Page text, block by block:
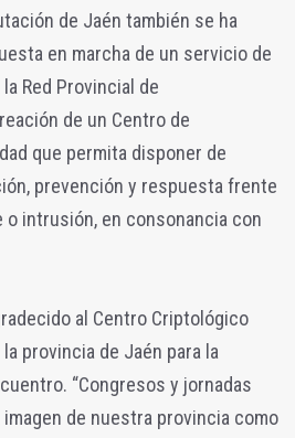
de Jaén también se ha
en marcha de un servicio de
Red Provincial de
de un Centro de
que permita disponer de
prevención y respuesta frente
o intrusión, en consonancia con
al Centro Criptológico
provincia de Jaén para la
“Congresos y jornadas
de nuestra provincia como